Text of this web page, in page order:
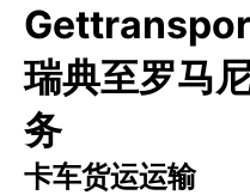
瑞典至罗马
务
卡车货运运输